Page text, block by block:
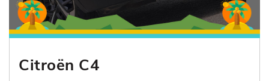
Citroën C4